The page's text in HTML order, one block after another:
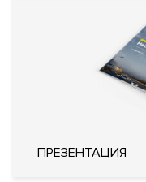
ПРЕЗЕНТАЦИЯ